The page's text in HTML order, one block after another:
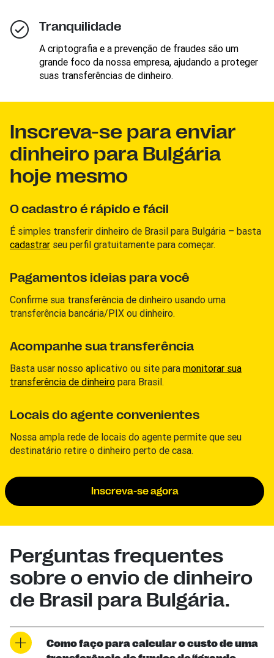
Tranquilidade
A criptografia e a prevenção de fraudes são um
grande foco da nossa empresa, ajudando a proteger
suas transferências de dinheiro.
Inscreva-se para enviar
dinheiro para Bulgária
hoje mesmo
O cadastro é rápido e fácil
É simples transferir dinheiro de Brasil para Bulgária – basta
cadastrar seu perfil gratuitamente para começar.
Pagamentos ideias para você
Confirme sua transferência de dinheiro usando uma
transferência bancária/PIX ou dinheiro.
Acompanhe sua transferência
Basta usar nosso aplicativo ou site para monitorar sua
transferência de dinheiro para Brasil.
Locais do agente convenientes
Nossa ampla rede de locais do agente permite que seu
destinatário retire o dinheiro perto de casa.
Inscreva-se agora
Perguntas frequentes
sobre o envio de dinheiro
de Brasil para Bulgária.
Como faço para calcular o custo de uma